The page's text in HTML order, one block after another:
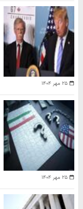
۲۵ مهر ۱۴۰۴
۲۵ مهر ۱۴۰۴